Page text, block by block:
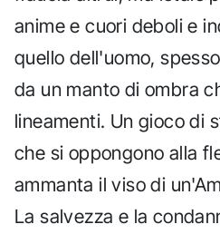
anime e cuori deboli e
quello dell'uomo,
da un manto di ombra
lineamenti. Un gioco di
che si oppongono alla
ammanta il viso di
La salvezza e la